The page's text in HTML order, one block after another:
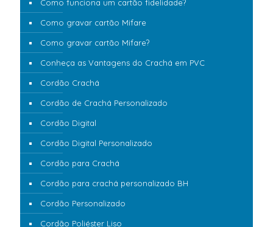
Como funciona um cartão fidelidade?
Como gravar cartão Mifare
Como gravar cartão Mifare?
Conheça as Vantagens do Crachá em PVC
Cordão Crachá
Cordão de Crachá Personalizado
Cordão Digital
Cordão Digital Personalizado
Cordão para Crachá
Cordão para crachá personalizado BH
Cordão Personalizado
Cordão Poliéster Liso